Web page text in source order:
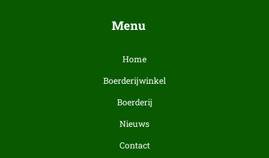
Menu
Home
Boerderijwinkel
Boerderij
Nieuws
Contact